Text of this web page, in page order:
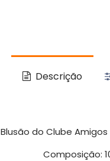
Descrição
Blusão do Clube
Composição: